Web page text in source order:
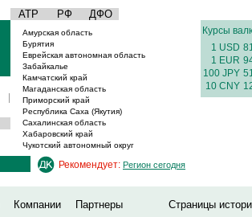
АТР РФ ДФО
|
Амурская область
Бурятия
Еврейская автономная область
Забайкалье
Камчатский край
Магаданская область
Приморский край
Республика Саха (Якутия)
Сахалинская область
Хабаровский край
Чукотский автономный округ
Курсы
1 USD
1 EUR
100 JPY
10 CNY
Рекомендует: Регион сегодня
Компании Партнеры
Страницы